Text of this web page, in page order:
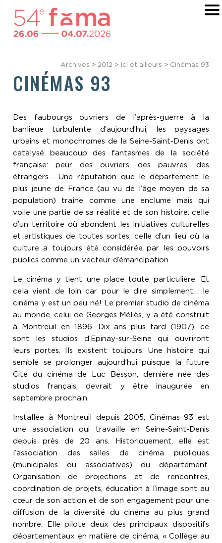
Archives > 2012 > Ici et ailleurs > Cinémas 93
CINÉMAS 93
Des faubourgs ouvriers de l’après-guerre à la
banlieue turbulente d’aujourd’hui, les paysages
urbains et monochromes de la Seine-Saint-Denis ont
catalysé beaucoup des fantasmes de la société
française: peur des ouvriers, des pauvres, des
étrangers… Une réputation que le département le
plus jeune de France (au vu de l’âge moyen de sa
population) traîne comme une enclume mais qui
voile une partie de sa réalité et de son histoire: celle
d’un territoire où abondent les initiatives culturelles
et artistiques de toutes sortes, celle d’un lieu où la
culture a toujours été considérée par les pouvoirs
publics comme un vecteur d’émancipation.
Le cinéma y tient une place toute particulière. Et
cela vient de loin car pour le dire simplement… le
cinéma y est un peu né! Le premier studio de cinéma
au monde, celui de Georges Méliès, y a été construit
à Montreuil en 1896. Dix ans plus tard (1907), ce
sont les studios d’Epinay-sur-Seine qui ouvriront
leurs portes. Ils existent toujours. Une histoire qui
semble se prolonger aujourd’hui puisque la future
Cité du cinéma de Luc Besson, dernière née des
studios français, devrait y être inaugurée en
septembre prochain.
Installée à Montreuil depuis 2005, Cinémas 93 est
une association qui travaille en Seine-Saint-Denis
depuis près de 20 ans. Historiquement, elle est
l’association des salles de cinéma publiques
(municipales ou associatives) du département.
Organisation de projections et de rencontres,
coordination de projets, éducation à l’image sont au
cœur de son action et de son engagement pour une
diffusion de la diversité du cinéma au plus grand
nombre. Elle pilote deux des principaux dispositifs
départementaux en matière de cinéma, « Collège au